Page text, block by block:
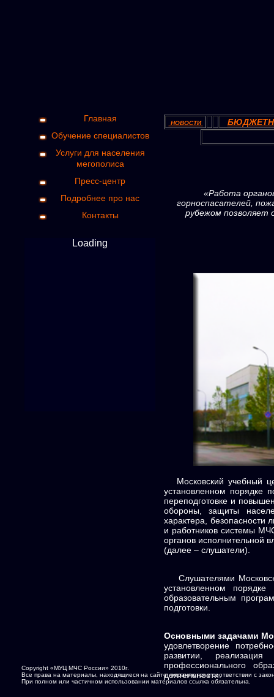
Главная
Обучение специалистов
Услуги для населения
мегополиса
Пресс-центр
Подробнее про нас
Контакты
Loading
НОВОСТИ
«Работа
горноспасателей,
рубежом позволяет
Московский учебный
установленном порядке
переподготовке и
обороны, защиты
характера, безопасности
и работников системы
органов исполнительной
(далее – слушатели).
Слушателями
установленном
образовательным
подготовки.
Основными задачами
удовлетворение
развитии,
профессионального
деятельности.
Copyright «МУЦ МЧС России» 2010г.
Все права на материалы, находящиеся на сайте, охраняются в соответствии с
При полном или частичном использовании материалов ссылка обязательна.